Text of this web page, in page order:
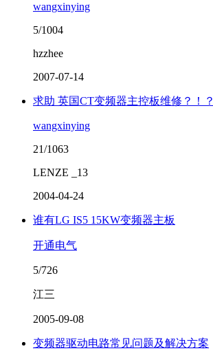
wangxinying
5/1004
hzzhee
2007-07-14
求助 英国CT变频器主控板维修？！
wangxinying
21/1063
LENZE _13
2004-04-24
谁有LG IS5 15KW变频器主板
开通电气
5/726
江三
2005-09-08
变频器驱动电路常见问题及解决方案